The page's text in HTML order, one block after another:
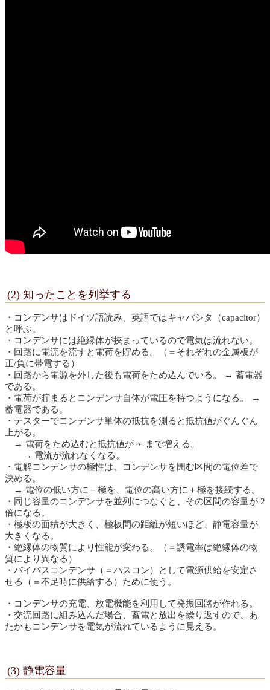
(2) 知ったことを列挙する
・コンデンサはドイツ語読み、英語ではキャパシタ（capacitor）
と呼ぶ。
・コンデンサには絶縁体が挟まっているので電気は流れない。
・回路に電流を流すと電荷を貯める。（＝それぞれの金属板が
正/負に帯電する）
・回路から電源を外した後も電荷をため込んでいる。 → 蓄電器
である。
・電荷が貯まるとコンデンサ自体が電圧を持つようになる。 →
蓄電器である。
・テスターでコンデンサ単体の抵抗を測ると抵抗値がぐんぐん
上がる。
→ 電荷をため込むと抵抗値が ∞ まで増える。
→ 電流が流れなくなる。
・電解コンデンサの極性は、コンデンサを囲む区間の電位差で
決める。
→ 電位の低い方に－極を、電位の高い方に＋極を接続する。
・同じ容量のコンデンサを並列につなぐと、その区間の容量が 2
倍になる。
・極板の面積が大きく、極板間の距離が短いほど、静電容量が
大きくなる。
・絶縁体の物質により性能が変わる。（＝誘電率は絶縁体の物
質により異なる）
・バイパスコンデンサ（＝パスコン）として電源供給を安定さ
せる（＝不足時に供給する）ために使う。
・コンデンサの充電、放電機能を利用して発振回路が作れる。
・交流回路に組み込んだ場合、蓄電と放出を繰り返すので、あ
たかもコンデンサを電気が流れているように見える。
(3) 静電容量